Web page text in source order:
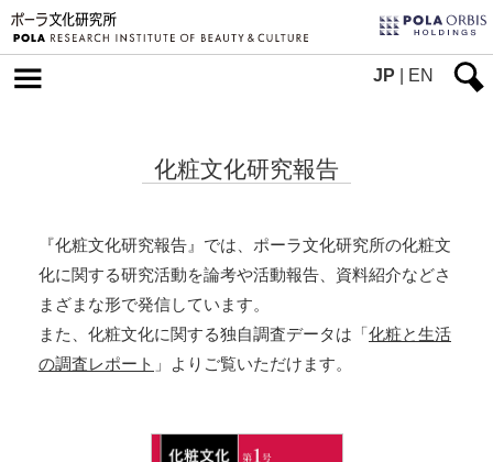
JP EN
化粧文化研究報告
『化粧文化研究報告』では、ポーラ文化研究所の化粧文
化に関する研究活動を論考や活動報告、資料紹介などさ
まざまな形で発信しています。
また、化粧文化に関する独自調査データは「化粧と生活
の調査レポート 」よりご覧いただけます。